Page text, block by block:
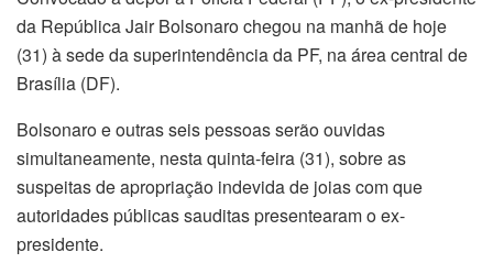
da República Jair Bolsonaro chegou na manhã de hoje
(31) à sede da superintendência da PF, na área central de
Brasília (DF).
Bolsonaro e outras seis pessoas serão ouvidas
simultaneamente, nesta quinta-feira (31), sobre as
suspeitas de apropriação indevida de joias com que
autoridades públicas sauditas presentearam o ex-
presidente.